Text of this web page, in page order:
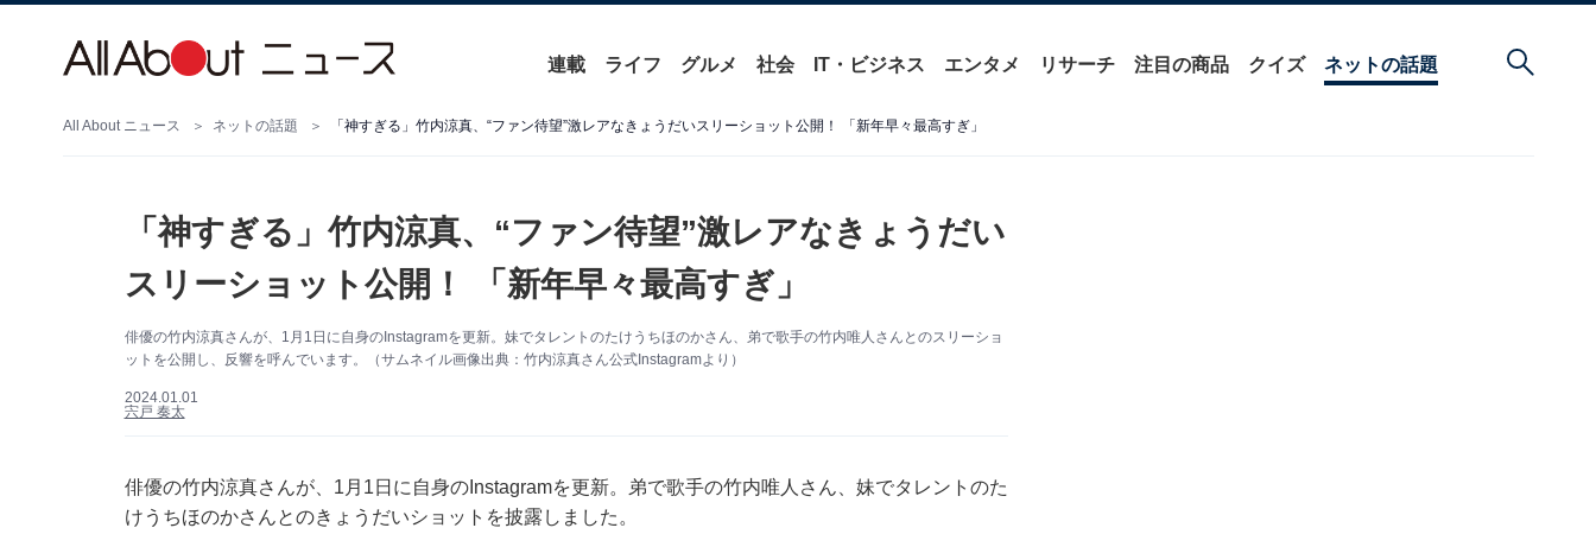
連載 ライフ グルメ 社会 IT・ビジネス エンタメ リサーチ 注目の商品 クイズ ネットの話題
All About ニュース ネットの話題 「神すぎる」竹内涼真、“ファン待望”激レアなきょうだいスリーショット公開！ 「新年早々最高すぎ」
「神すぎる」竹内涼真、“ファン待望”激レアなきょうだい
スリーショット公開！ 「新年早々最高すぎ」
俳優の竹内涼真さんが、1月1日に自身のInstagramを更新。妹でタレントのたけうちほのかさん、弟で歌手の竹内唯人さんとのスリーショ
ットを公開し、反響を呼んでいます。（サムネイル画像出典：竹内涼真さん公式Instagramより）
2024.01.01
宍戸 奏太
俳優の竹内涼真さんが、1月1日に自身のInstagramを更新。弟で歌手の竹内唯人さん、妹でタレントのた
けうちほのかさんとのきょうだいショットを披露しました。